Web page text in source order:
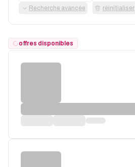
Recherche avancée réinitialiser
offres disponibles